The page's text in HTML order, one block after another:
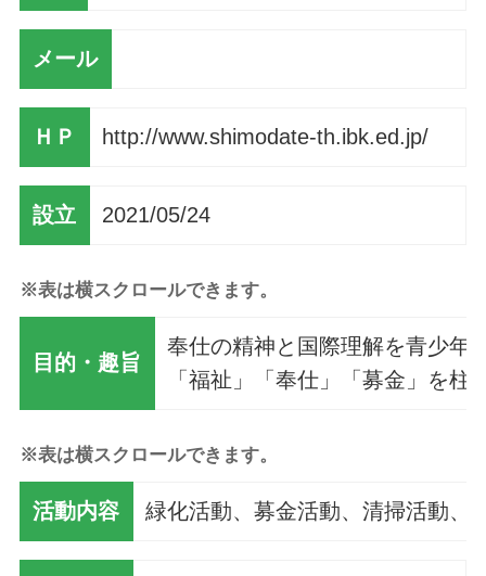
メール
ＨＰ http://www.shimodate-th.ibk.ed.jp/
設立 2021/05/24
※表は横スクロールできます。
目的・趣旨
奉仕の精神と国際理解を青少年
「福祉」「奉仕」「募金」を
※表は横スクロールできます。
活動内容 緑化活動、募金活動、清掃活動、